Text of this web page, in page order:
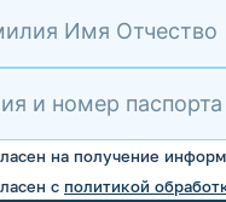
Имя Отчество
и номер паспорта
на получение
с политикой